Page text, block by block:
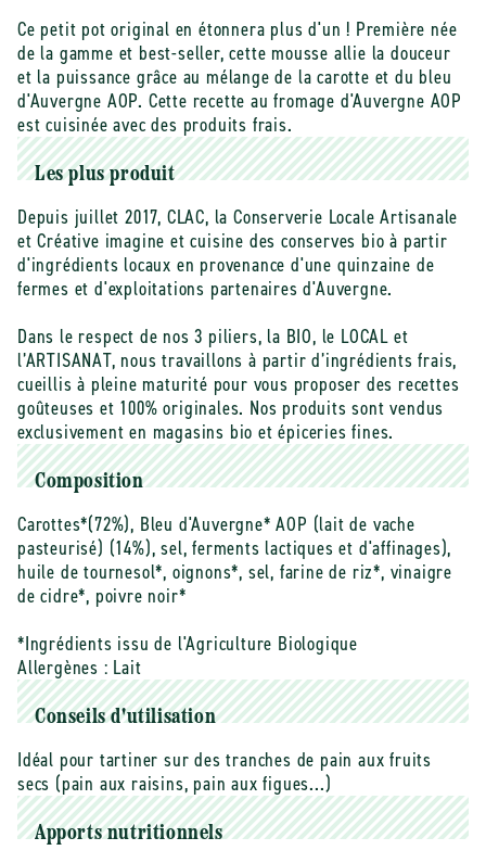
carotte
au
bleu
d&#39;auvergne
bio
-
100
carotte
au
bleu
d&#39;auvergne
bio
-
100
Ce petit pot original en étonnera plus d'un ! Première née
de la gamme et best-seller, cette mousse allie la douceur
et la puissance grâce au mélange de la carotte et du bleu
d'Auvergne AOP. Cette recette au fromage d'Auvergne AOP
est cuisinée avec des produits frais.
Les plus produit
Depuis juillet 2017, CLAC, la Conserverie Locale Artisanale
et Créative imagine et cuisine des conserves bio à partir
d'ingrédients locaux en provenance d'une quinzaine de
fermes et d'exploitations partenaires d'Auvergne.
Dans le respect de nos 3 piliers, la BIO, le LOCAL et
l’ARTISANAT, nous travaillons à partir d’ingrédients frais,
cueillis à pleine maturité pour vous proposer des recettes
goûteuses et 100% originales. Nos produits sont vendus
exclusivement en magasins bio et épiceries fines.
Composition
Carottes*(72%), Bleu d'Auvergne* AOP (lait de vache
pasteurisé) (14%), sel, ferments lactiques et d'affinages),
huile de tournesol*, oignons*, sel, farine de riz*, vinaigre
de cidre*, poivre noir*
*Ingrédients issu de l'Agriculture Biologique
Allergènes : Lait
Conseils d'utilisation
Idéal pour tartiner sur des tranches de pain aux fruits
secs (pain aux raisins, pain aux figues...)
Apports nutritionnels